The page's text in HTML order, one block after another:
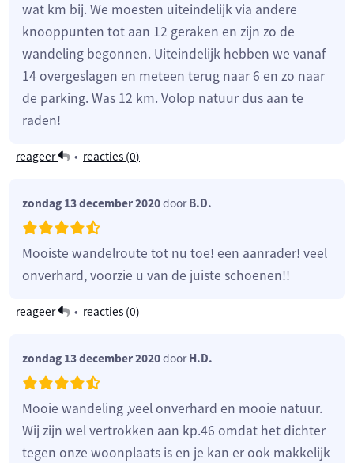
wat km bij. We moesten uiteindelijk via andere
knooppunten tot aan 12 geraken en zijn zo de
wandeling begonnen. Uiteindelijk hebben we vanaf
14 overgeslagen en meteen terug naar 6 en zo naar
de parking. Was 12 km. Volop natuur dus aan te
raden!
reageer • reacties (0)
zondag 13 december 2020doorB.D.
Mooiste wandelroute tot nu toe! een aanrader! veel
onverhard, voorzie u van de juiste schoenen!!
reageer • reacties (0)
zondag 13 december 2020doorH.D.
Mooie wandeling ,veel onverhard en mooie natuur.
Wij zijn wel vertrokken aan kp.46 omdat het dichter
tegen onze woonplaats is en je kan er ook makkelijk